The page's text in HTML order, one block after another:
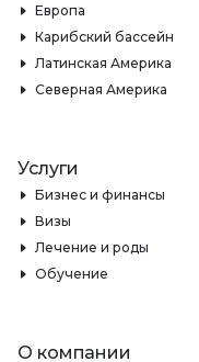
Европа
Карибский бассейн
Латинская Америка
Северная Америка
Услуги
Бизнес и финансы
Визы
Лечение и роды
Обучение
О компании